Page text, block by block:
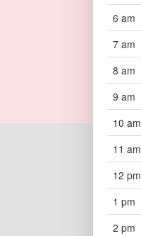
6 am
7 am
8 am
9 am
10 am
11 am
12 pm
1 pm
2 pm